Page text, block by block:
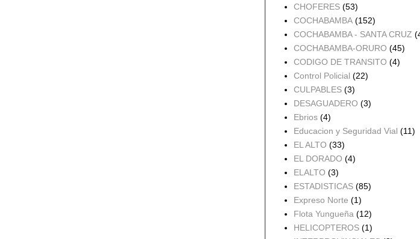
CHOFERES (53)
COCHABAMBA (152)
COCHABAMBA - SANTA CRUZ
COCHABAMBA-ORURO (45)
CODIGO DE TRANSITO (4)
Control Policial (22)
CULPABLES (3)
DESAGUADERO (3)
Ebrios (4)
Educacion y Seguridad Vial (11)
EL ALTO (33)
EL DORADO (4)
ELALTO (3)
ESTADISTICAS (85)
Expreso Norte (1)
Flota Yungueña (12)
HELICOPTEROS (1)